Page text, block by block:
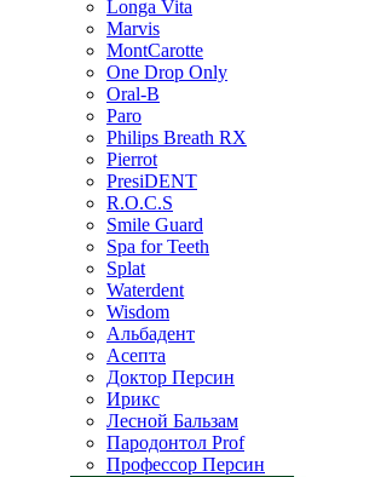
Longa Vita
Marvis
MontCarotte
One Drop Only
Oral-B
Paro
Philips Breath RX
Pierrot
PresiDENT
R.O.C.S
Smile Guard
Spa for Teeth
Splat
Waterdent
Wisdom
Альбадент
Асепта
Доктор Персин
Ирикс
Лесной Бальзам
Пародонтол Prof
Профессор Персин